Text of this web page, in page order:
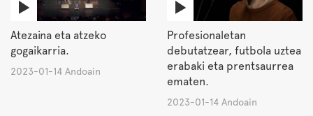
Atezaina eta atzeko
gogaikarria.
2023-01-14 Andoain
Profesionaletan
debutatzear, futbola uztea
erabaki eta prentsaurrea
ematen.
2023-01-14 Andoain